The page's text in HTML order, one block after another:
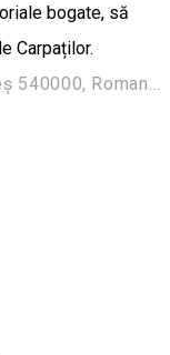
bogate, să
Carpaților.
Strada Köteles Sámuel 11, Târgu Mureș 540000, Romania